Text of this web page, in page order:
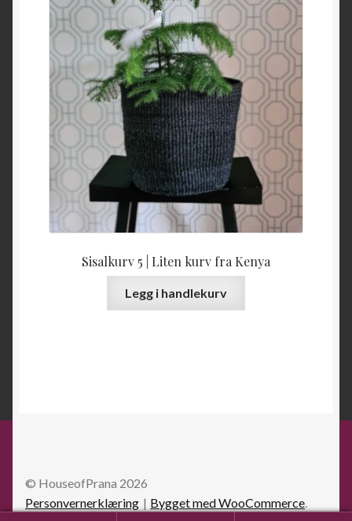
Sisalkurv 5 | Liten kurv fra Kenya
Legg i handlekurv
© HouseofPrana 2026
Personvernerklæring
Bygget med WooCommerce.